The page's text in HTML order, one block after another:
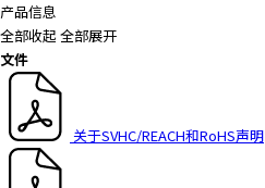
产品信息
全部收起 全部展开
文件
关于SVHC/REACH和RoHS声明